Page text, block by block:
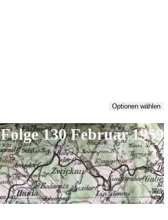
Optionen wählen
Folge 130 Februar 1959